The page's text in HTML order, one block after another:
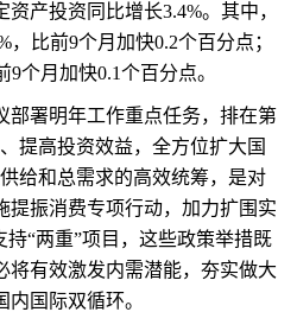
产投资同比增长3.4%。其中，
比前9个月加快0.2个百分点；
个月加快0.1个百分点。
署明年工作重点任务，排在第
提高投资效益，全方位扩大国
给和总需求的高效统筹，是对
提振消费专项行动，加力扩围实
持“两重”项目，这些政策举措既
将有效激发内需潜能，夯实做大
国际双循环。